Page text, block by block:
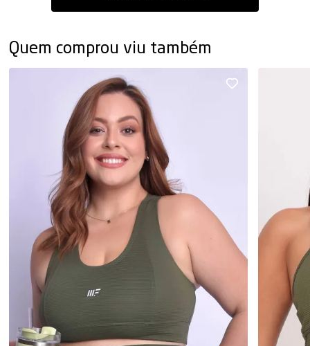
Quem comprou viu também